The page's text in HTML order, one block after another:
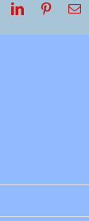
LinkedInPinterest
E-